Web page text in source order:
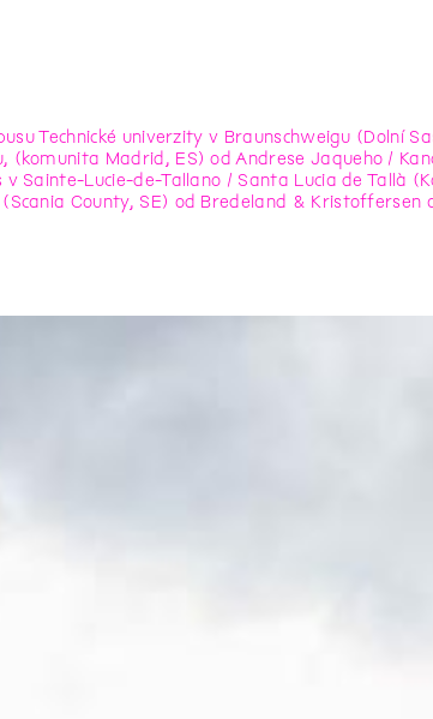
Technické univerzity v Braunschweigu (Dolní
(komunita Madrid, ES) od Andrese Jaqueho /
Sainte-Lucie-de-Tallano / Santa Lucia de Tallà
County, SE) od Bredeland & Kristoffersen